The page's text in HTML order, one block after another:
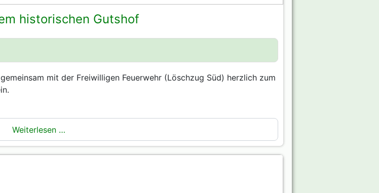
historischen Gutshof
mit der Freiwilligen Feuerwehr (Löschzug Süd) herzlich zum
Weiterlesen …